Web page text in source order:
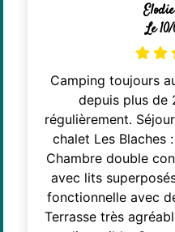
Le
Camping toujours
depuis plus de
régulièrement.
chalet Les Blaches
Chambre double
avec lits
fonctionnelle avec
Terrasse très